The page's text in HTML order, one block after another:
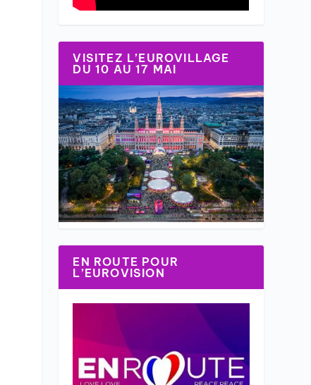
VISITEZ L’EUROVILLAGE
DU 10 AU 17 MAI
EN ROUTE POUR
L’EUROVISION